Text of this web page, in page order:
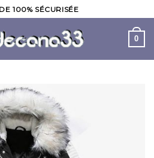
100% SÉCURISÉE
0